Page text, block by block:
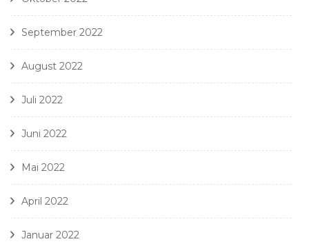
September 2022
August 2022
Juli 2022
Juni 2022
Mai 2022
April 2022
Januar 2022